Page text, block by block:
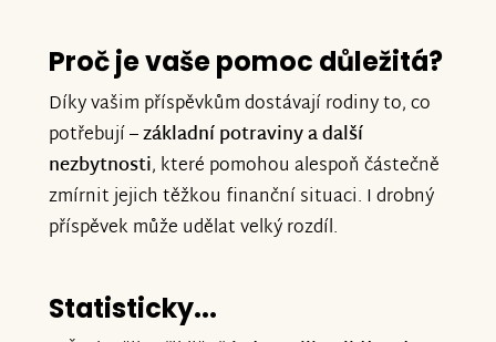
Proč je vaše pomoc důležitá?
Díky vašim příspěvkům dostávají rodiny to, co
potřebují –základní potraviny a další
nezbytnosti, které pomohou alespoň částečně
zmírnit jejich těžkou finanční situaci. I drobný
příspěvek může udělat velký rozdíl.
Statisticky...